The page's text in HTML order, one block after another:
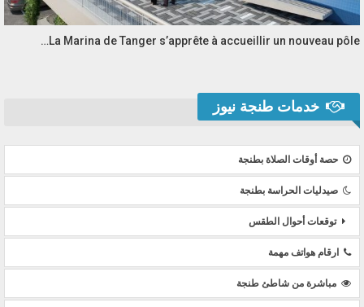
La Marina de Tanger s’apprête à accueillir un nouveau pôle…
خدمات طنجة نيوز
حصة أوقات الصلاة بطنجة
صيدليات الحراسة بطنجة
توقعات أحوال الطقس
ارقام هواتف مهمة
مباشرة من شاطئ طنجة